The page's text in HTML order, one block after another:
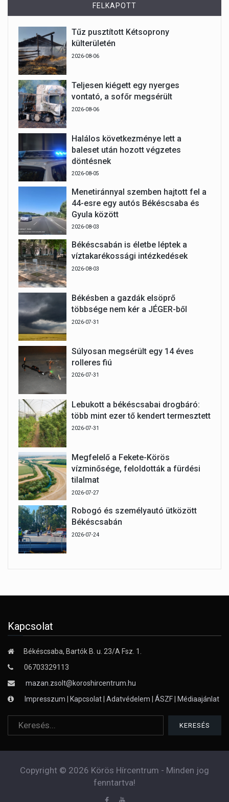
FELKAPOTT
Tűz pusztított Kétsoprony
külterületén
2026-08-06
Teljesen kiégett egy nyerges
vontató, a sofőr megsérült
2026-08-06
Halálos következménye lett a
baleset után hozott végzetes
döntésnek
2026-08-05
Menetiránnyal szemben hajtott fel a
44-esre egy autós Békéscsaba és
Gyula között
2026-08-03
Békéscsabán is életbe léptek a
víztakarékossági intézkedések
2026-08-03
Békésben a gazdák elsöprő
többsége nem kér a JÉGER-ből
2026-07-31
Súlyosan megsérült egy 14 éves
rolleres fiú
2026-07-31
Lebukott a békéscsabai drogbáró:
több mint ezer tő kendert termesztett
2026-07-31
Megfelelő a Fekete-Körös
vízminősége, feloldották a fürdési
tilalmat
2026-07-27
Robogó és személyautó ütközött
Békéscsabán
2026-07-24
Kapcsolat
Békéscsaba, Bartók B. u. 23/A Fsz. 1.
06703329113
mazan.zsolt@koroshircentrum.hu
Impresszum
Kapcsolat Adatvédelem ÁSZF Médiaajánlat
Copyright © 2026 Körös Hírcentrum - Minden jog
fenntartva!